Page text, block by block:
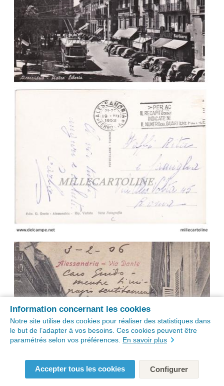
Information concernant les cookies
Notre site utilise des cookies pour réaliser des statistiques dans
le but de l’adapter à vos besoins. Ces cookies peuvent être
paramétrés selon vos préférences. En savoir plus
Accepter tous les cookies Configurer